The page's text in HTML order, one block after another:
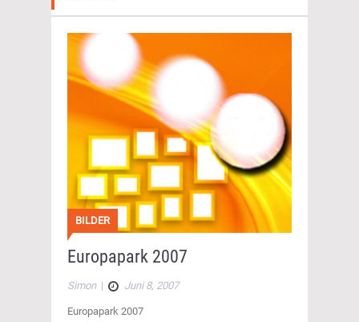
BILDER
Europapark 2007
Simon| Juni 8, 2007
Europapark 2007